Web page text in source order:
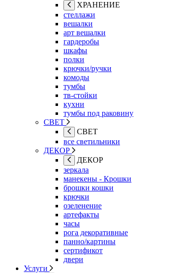
ХРАНЕНИЕ
стеллажи
вешалки
арт вешалки
гардеробы
шкафы
полки
крючки/ручки
комоды
тумбы
тв-стойки
кухни
тумбы под раковину
СВЕТ
СВЕТ
все светильники
ДЕКОР
ДЕКОР
зеркала
манекены - Крошки
брошки кошки
крючки
озеленение
артефакты
часы
рога декоративные
панно/картины
сертификот
двери
Услуги